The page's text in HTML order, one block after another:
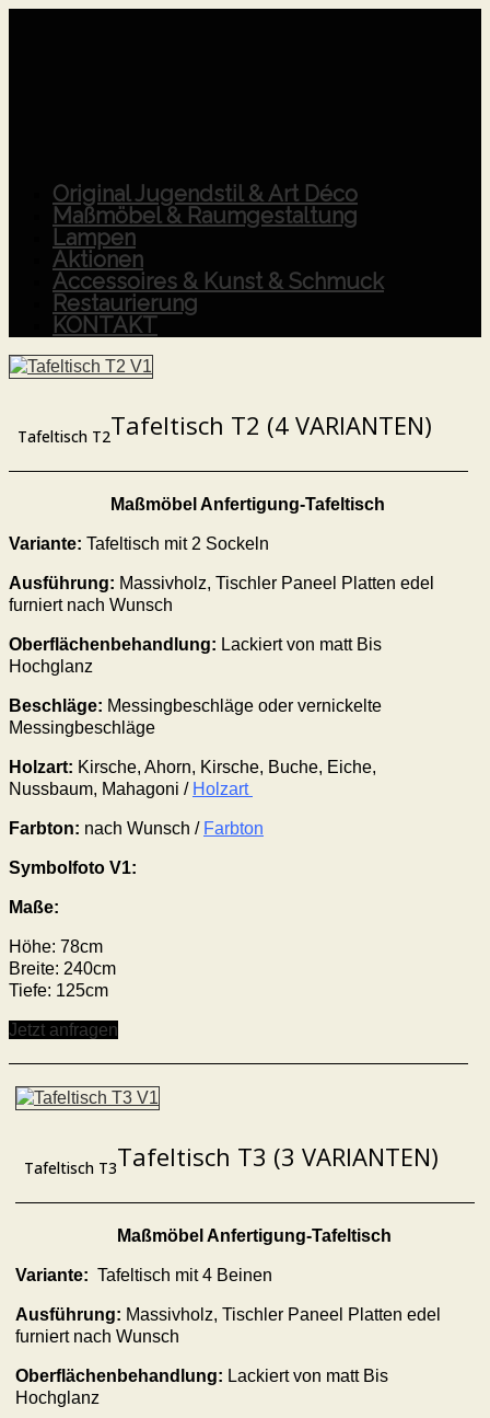
Original Jugendstil & Art Déco
Maßmöbel & Raumgestaltung
Lampen
Aktionen
Accessoires & Kunst & Schmuck
Restaurierung
KONTAKT
Tafeltisch T2Tafeltisch T2 (4 VARIANTEN)
Maßmöbel Anfertigung-Tafeltisch
Variante: Tafeltisch mit 2 Sockeln
Ausführung: Massivholz, Tischler Paneel Platten edel
furniert nach Wunsch
Oberflächenbehandlung: Lackiert von matt Bis
Hochglanz
Beschläge: Messingbeschläge oder vernickelte
Messingbeschläge
Holzart: Kirsche, Ahorn, Kirsche, Buche, Eiche,
Nussbaum, Mahagoni / Holzart
Farbton: nach Wunsch / Farbton
Symbolfoto V1:
Maße:
Höhe: 78cm
Breite: 240cm
Tiefe: 125cm
Jetzt anfragen
Tafeltisch T3Tafeltisch T3 (3 VARIANTEN)
Maßmöbel Anfertigung-Tafeltisch
Variante: Tafeltisch mit 4 Beinen
Ausführung: Massivholz, Tischler Paneel Platten edel
furniert nach Wunsch
Oberflächenbehandlung: Lackiert von matt Bis
Hochglanz